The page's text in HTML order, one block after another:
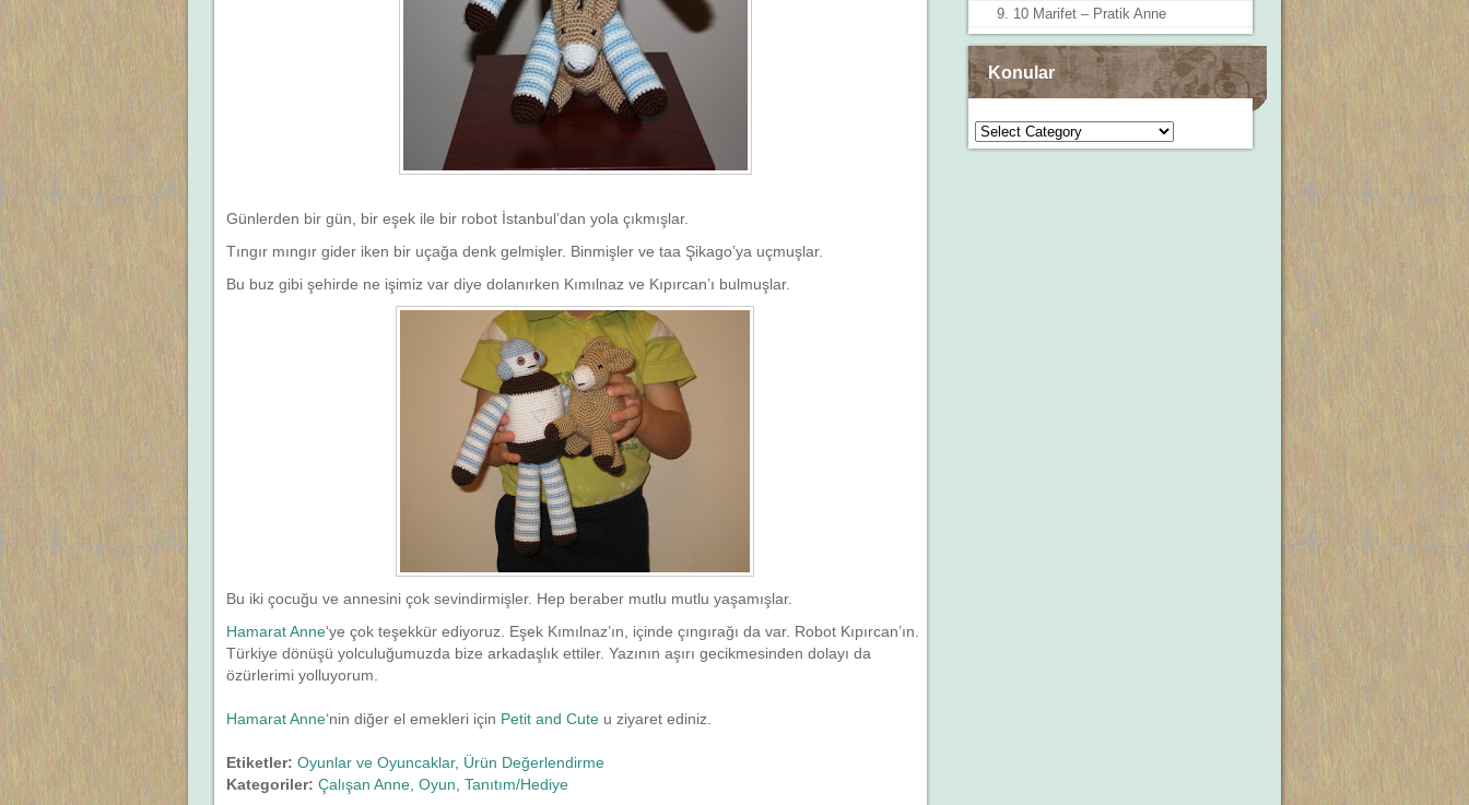
Günlerden bir gün, bir eşek ile bir robot İstanbul’dan yola çıkmışlar.
Tıngır mıngır gider iken bir uçağa denk gelmişler. Binmişler ve taa Şikago’ya uçmuşlar.
Bu buz gibi şehirde ne işimiz var diye dolanırken Kımılnaz ve Kıpırcan’ı bulmuşlar.
Bu iki çocuğu ve annesini çok sevindirmişler. Hep beraber mutlu mutlu yaşamışlar.
Hamarat Anne‘ye çok teşekkür ediyoruz. Eşek Kımılnaz’ın, içinde çıngırağı da var. Robot Kıpırcan’ın.
Türkiye dönüşü yolculuğumuzda bize arkadaşlık ettiler. Yazının aşırı gecikmesinden dolayı da
özürlerimi yolluyorum.
Hamarat Anne‘nin diğer el emekleri için Petit and Cute u ziyaret ediniz.
Etiketler: Oyunlar ve Oyuncaklar, Ürün Değerlendirme
Kategoriler: Çalışan Anne Oyun Tanıtım/Hediye
9. 10 Marifet – Pratik Anne
Konular
Konular